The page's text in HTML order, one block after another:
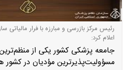
رئیس مرکز بازرسی و مبارزه با فرار مالیاتی
اعلام کرد:
جامعه پزشکی کشور یکی از
مسؤولیت‌پذیرترین مؤدیان در کشور